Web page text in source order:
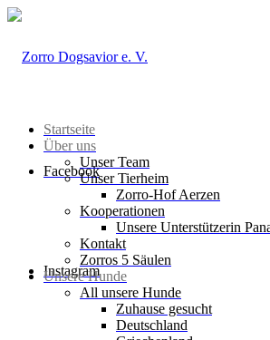
Facebook
Instagram
Startseite
Über uns
Unser Team
Unser Tierheim
Zorro-Hof Aerzen
Kooperationen
Unsere Unterstützerin
Kontakt
Zorros 5 Säulen
Unsere Hunde
All unsere Hunde
Zuhause gesucht
Deutschland